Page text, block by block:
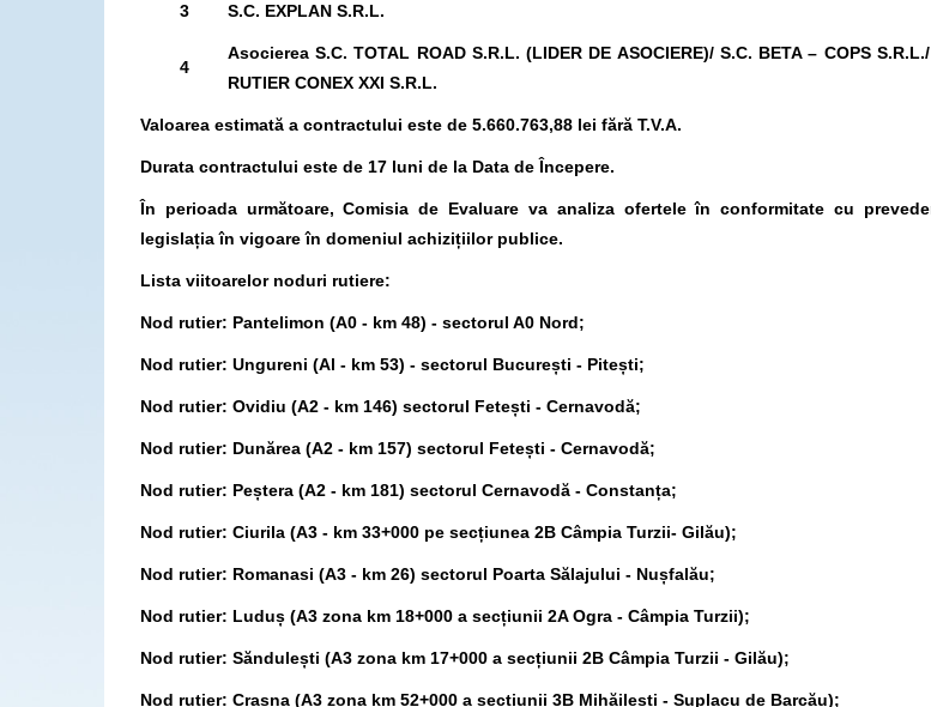
3 S.C. EXPLAN S.R.L.
4
Asocierea S.C. TOTAL ROAD S.R.L. (LIDER DE ASOCIERE)/ S.C. BETA – COPS
RUTIER CONEX XXI S.R.L.
Valoarea estimată a contractului este de 5.660.763,88 lei fără T.V.A.
Durata contractului este de 17 luni de la Data de Începere.
În perioada următoare, Comisia de Evaluare va analiza ofertele în conformitate cu
legislația în vigoare în domeniul achizițiilor publice.
Lista viitoarelor noduri rutiere:
Nod rutier: Pantelimon (A0 - km 48) - sectorul A0 Nord;
Nod rutier: Ungureni (Al - km 53) - sectorul București - Pitești;
Nod rutier: Ovidiu (A2 - km 146) sectorul Fetești - Cernavodă;
Nod rutier: Dunărea (A2 - km 157) sectorul Fetești - Cernavodă;
Nod rutier: Peștera (A2 - km 181) sectorul Cernavodă - Constanța;
Nod rutier: Ciurila (A3 - km 33+000 pe secțiunea 2B Câmpia Turzii- Gilău);
Nod rutier: Romanasi (A3 - km 26) sectorul Poarta Sălajului - Nușfalău;
Nod rutier: Luduș (A3 zona km 18+000 a secțiunii 2A Ogra - Câmpia Turzii);
Nod rutier: Săndulești (A3 zona km 17+000 a secțiunii 2B Câmpia Turzii - Gilău);
Nod rutier: Crasna (A3 zona km 52+000 a secțiunii 3B Mihăilești - Suplacu de Barcău);